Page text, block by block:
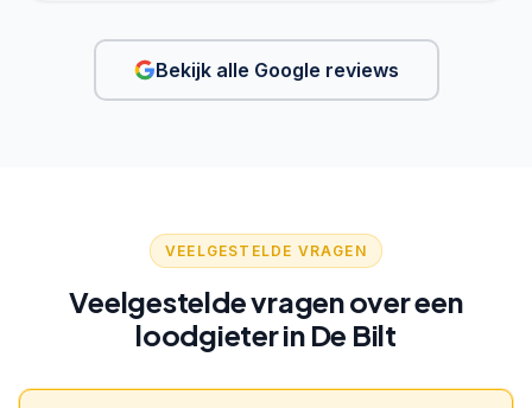
Bekijk alle Google reviews
VEELGESTELDE VRAGEN
Veelgestelde vragen over een
loodgieter in De Bilt